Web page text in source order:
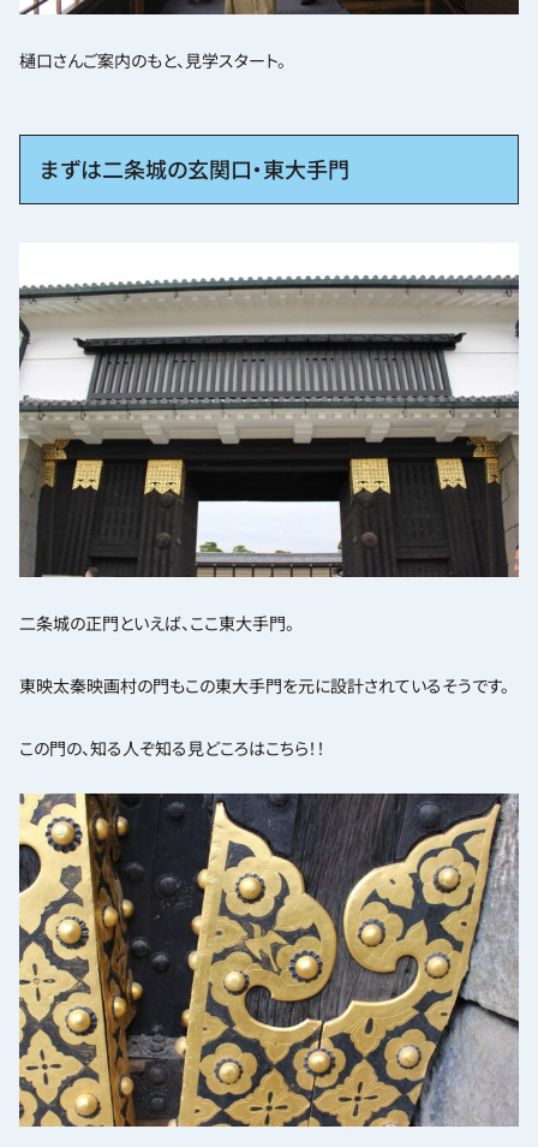
樋口さんご案内のもと、見学スタート。
まずは二条城の玄関口・東大手門
二条城の正門といえば、ここ東大手門。
東映太秦映画村の門もこの東大手門を元に設計されているそうです。
この門の、知る人ぞ知る見どころはこちら！！